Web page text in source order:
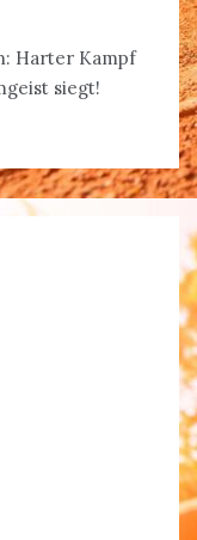
Harter Kampf
siegt!